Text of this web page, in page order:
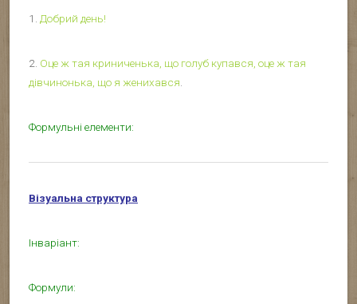
1. Добрий день!
2. Оце ж тая криниченька, що голуб купався, оце ж тая
дівчинонька, що я женихався
Формульні елементи:
Візуальна структура
Інваріант:
Формули: